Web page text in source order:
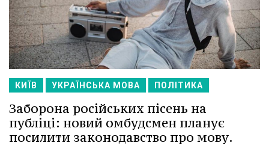
КИЇВ УКРАЇНСЬКА МОВА ПОЛІТИКА
Заборона російських пісень на
публіці: новий омбудсмен планує
посилити законодавство про мову.